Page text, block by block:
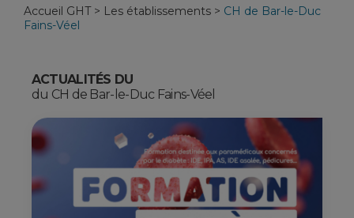
Accueil GHT> Les établissements > CH de Bar-le-Duc
Fains-Véel
ACTUALITÉS DU
du CH de Bar-le-Duc Fains-Véel